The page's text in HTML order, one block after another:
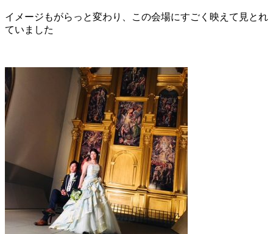
イメージもがらっと変わり、この会場にすごく映えて見とれ
ていました